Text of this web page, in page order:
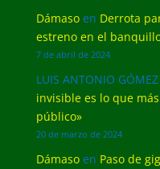
Dámasoen Derrota
estreno en el
7 de abril de 2024
LUIS ANTONIO
invisible es lo que
público»
20 de marzo de 2024
Dámasoen Paso de